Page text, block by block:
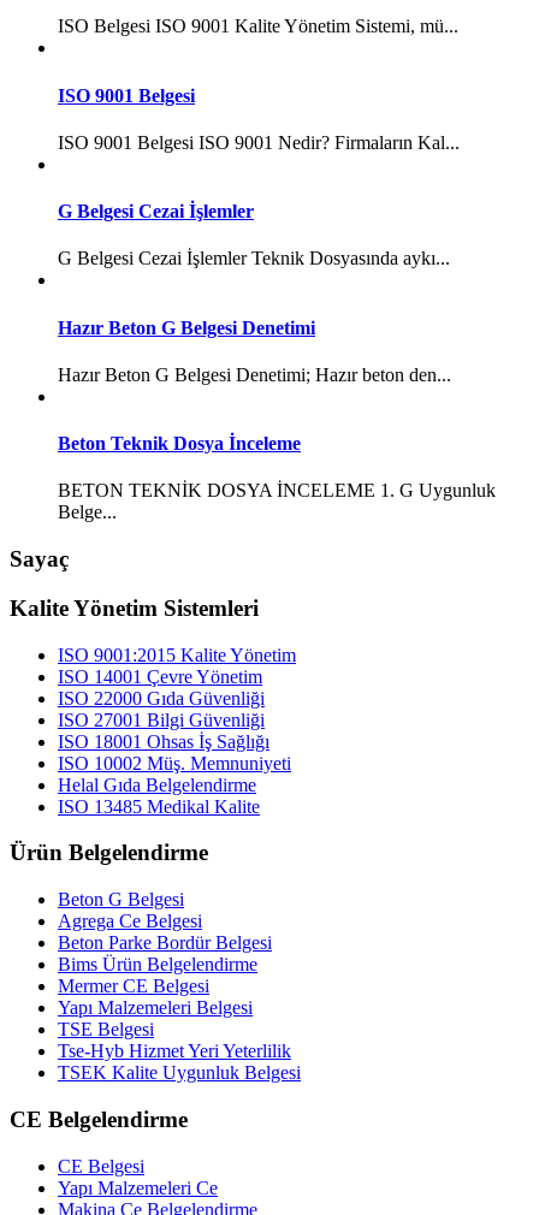
ISO Belgesi ISO 9001 Kalite Yönetim Sistemi, mü...
ISO 9001 Belgesi
ISO 9001 Belgesi ISO 9001 Nedir? Firmaların Kal...
G Belgesi Cezai İşlemler
G Belgesi Cezai İşlemler Teknik Dosyasında aykı...
Hazır Beton G Belgesi Denetimi
Hazır Beton G Belgesi Denetimi; Hazır beton den...
Beton Teknik Dosya İnceleme
BETON TEKNİK DOSYA İNCELEME 1. G Uygunluk
Belge...
Sayaç
Kalite Yönetim Sistemleri
ISO 9001:2015 Kalite Yönetim
ISO 14001 Çevre Yönetim
ISO 22000 Gıda Güvenliği
ISO 27001 Bilgi Güvenliği
ISO 18001 Ohsas İş Sağlığı
ISO 10002 Müş. Memnuniyeti
Helal Gıda Belgelendirme
ISO 13485 Medikal Kalite
Ürün Belgelendirme
Beton G Belgesi
Agrega Ce Belgesi
Beton Parke Bordür Belgesi
Bims Ürün Belgelendirme
Mermer CE Belgesi
Yapı Malzemeleri Belgesi
TSE Belgesi
Tse-Hyb Hizmet Yeri Yeterlilik
TSEK Kalite Uygunluk Belgesi
CE Belgelendirme
CE Belgesi
Yapı Malzemeleri Ce
Makina Ce Belgelendirme